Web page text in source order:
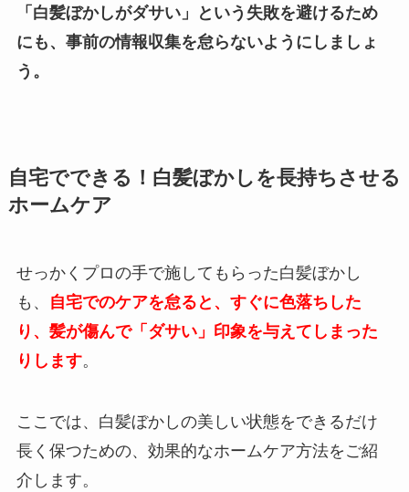
「白髪ぼかしがダサい」という失敗を避けるため
にも、事前の情報収集を怠らないようにしましょ
う。
自宅でできる！白髪ぼかしを長持ちさせる
ホームケア
せっかくプロの手で施してもらった白髪ぼかし
も、
自宅でのケアを怠ると、すぐに色落ちした
り、髪が傷んで「ダサい」印象を与えてしまった
りします。
ここでは、白髪ぼかしの美しい状態をできるだけ
長く保つための、効果的なホームケア方法をご紹
介します。